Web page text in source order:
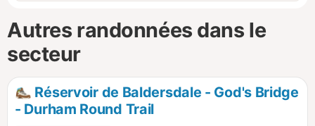
Autres randonnées dans le
secteur
Réservoir de Baldersdale - God's Bridge
- Durham Round Trail